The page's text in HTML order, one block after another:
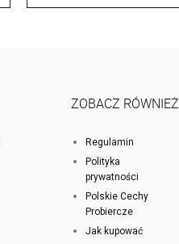
ZOBACZ RÓWNIEŻ
Regulamin
Polityka
prywatności
Polskie Cechy
Probiercze
Jak kupować